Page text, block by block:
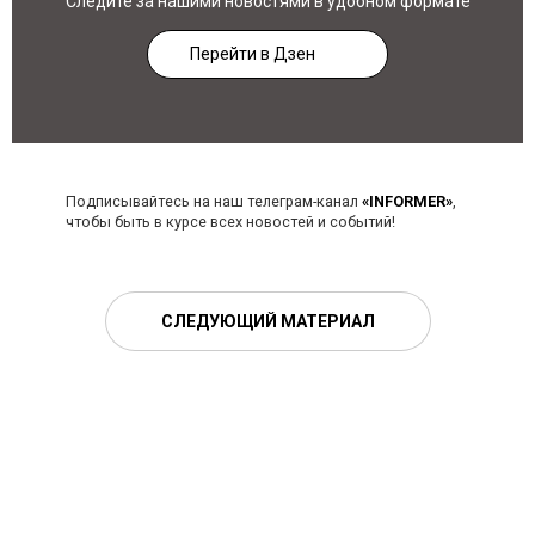
Перейти в Дзен
Подписывайтесь на наш телеграм-канал «INFORMER»,
чтобы быть в курсе всех новостей и событий!
СЛЕДУЮЩИЙ МАТЕРИАЛ